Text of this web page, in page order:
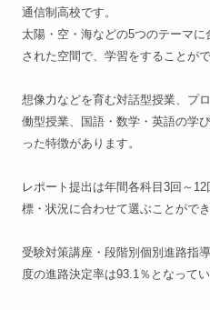
通信制高校です。
太陽・空・海などの5つのテーマ
された空間で、学習をすることがで
想像力などを育む対話型授業、プ
働型授業、国語・数学・英語の学
った特徴があります。
レポート提出は年間各科目3回～
標・状況に合わせて選ぶことができ
受験対策講座・段階別個別進路指
度の進路決定率は93.1％となってい